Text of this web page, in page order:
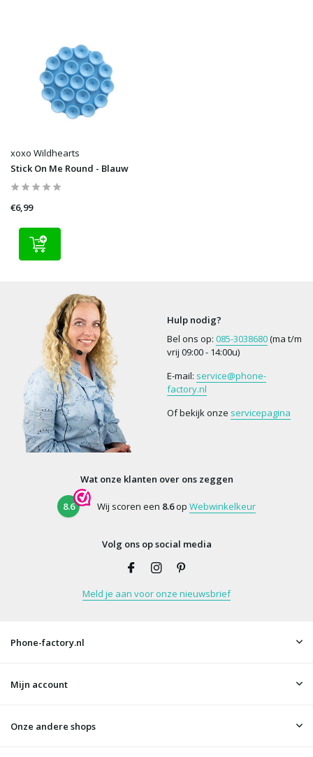
xoxo Wildhearts
Stick On Me Round - Blauw
€6,99
Hulp nodig?
Bel ons op: 085-3038680(ma t/m
vrij 09:00 - 14:00u)
E-mail: service@phone-
factory.nl
Of bekijk onze servicepagina
Wat onze klanten over ons zeggen
8.6 Wij scoren een 8.6op Webwinkelkeur
Volg ons op social media
Meld je aan voor onze nieuwsbrief
Phone-factory.nl
Mijn account
Onze andere shops